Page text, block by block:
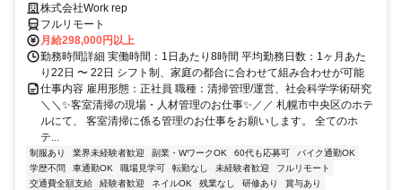
株式会社Work rep
フルリモート
月給298,000円以上
勤務時間詳細 実働時間：1日あたり8時間 平均勤務日数：1ヶ月あた
り22日 〜 22日 シフト制、家庭の都合に合わせて組み合わせが可能
仕事内容 雇用形態：正社員 職種：清掃管理/運営、社会科学学術研究
＼＼✨客室清掃の現場・人材管理のお仕事✨／／ 札幌市中央区のホテ
ルにて、 客室清掃に係る管理のお仕事をお願いします。 全てのホ
テ...
制服あり 業界未経験者歓迎 副業・WワークOK 60代も応募可
バイク通勤OK
学歴不問
車通勤OK 職場見学可 転勤なし 未経験者歓迎
フルリモート
交通費全額支給
経験者歓迎 ネイルOK 残業なし 研修あり
賞与あり